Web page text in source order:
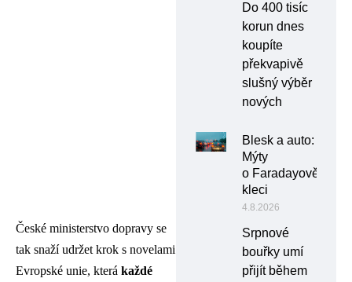
České ministerstvo dopravy se
tak snaží udržet krok s novelami
Evropské unie, která každé
Do 400 tisíc
korun dnes
koupíte
překvapivě
slušný výběr
nových
Blesk a auto:
Mýty
o Faradayově
kleci
4.8.2026
Srpnové
bouřky umí
přijít během